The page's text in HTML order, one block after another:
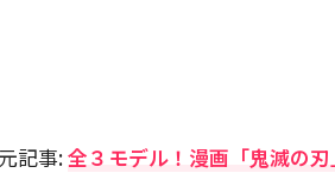
元記事:全３モデル！漫画「鬼滅の